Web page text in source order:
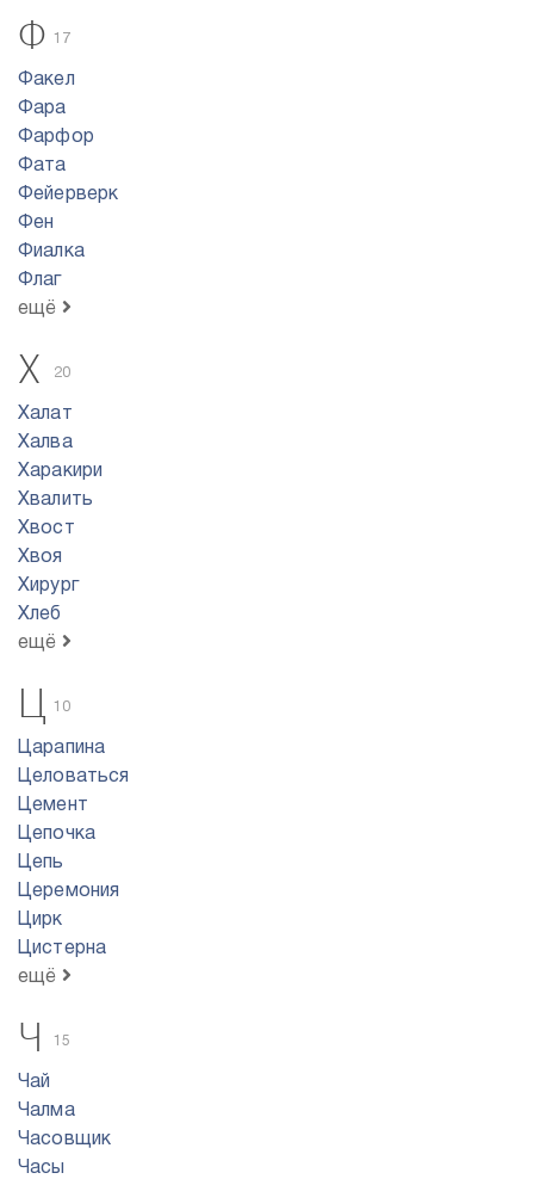
Ф 17
Факел
Фара
Фарфор
Фата
Фейерверк
Фен
Фиалка
Флаг
ещё
Х 20
Халат
Халва
Харакири
Хвалить
Хвост
Хвоя
Хирург
Хлеб
ещё
Ц 10
Царапина
Целоваться
Цемент
Цепочка
Цепь
Церемония
Цирк
Цистерна
ещё
Ч 15
Чай
Чалма
Часовщик
Часы